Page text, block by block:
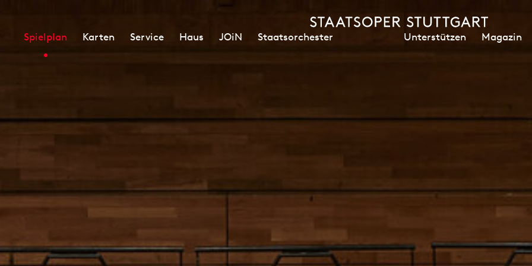
Spielplan Karten Service Haus JOiN Staatsorchester Unterstützen Magazin